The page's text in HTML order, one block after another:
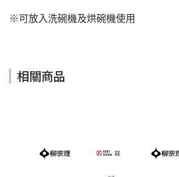
※可放入洗碗機及烘碗機使用
相關商品